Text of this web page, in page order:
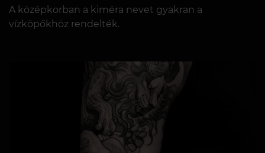
A középkorban a kiméra nevet gyakran a
vízköpőkhöz rendelték.